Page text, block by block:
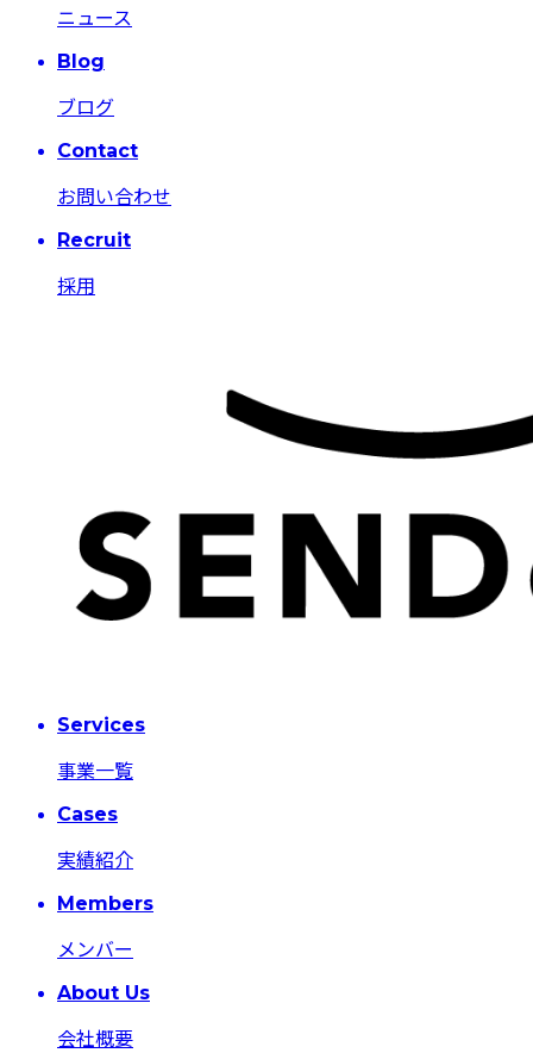
ニュース
Blog
ブログ
Contact
お問い合わせ
Recruit
採用
Services
事業一覧
Cases
実績紹介
Members
メンバー
About Us
会社概要